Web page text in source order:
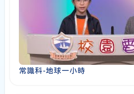
常識科-地球一小時